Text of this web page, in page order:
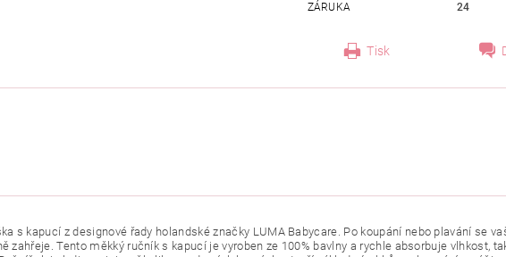
ZÁRUKA
24
Tisk
s kapucí z designové řady holandské značky LUMA Babycare. Po koupání nebo plavání se
zahřeje. Tento měkký ručník s kapucí je vyroben ze 100% bavlny a rychle absorbuje vlhkost,